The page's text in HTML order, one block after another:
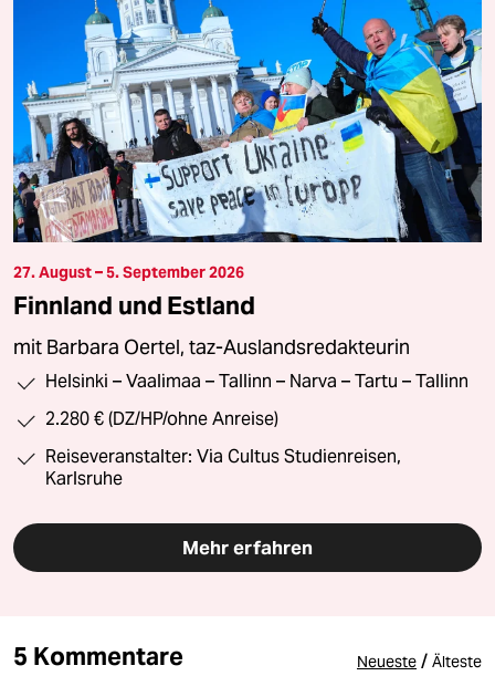
27. August – 5. September 2026
Finnland und Estland
mit Barbara Oertel, taz-Auslandsredakteurin
Helsinki – Vaalimaa – Tallinn – Narva – Tartu – Tallinn
2.280 € (DZ/HP/ohne Anreise)
Reiseveranstalter: Via Cultus Studienreisen,
Karlsruhe
Mehr erfahren
5 Kommentare Neueste / Älteste